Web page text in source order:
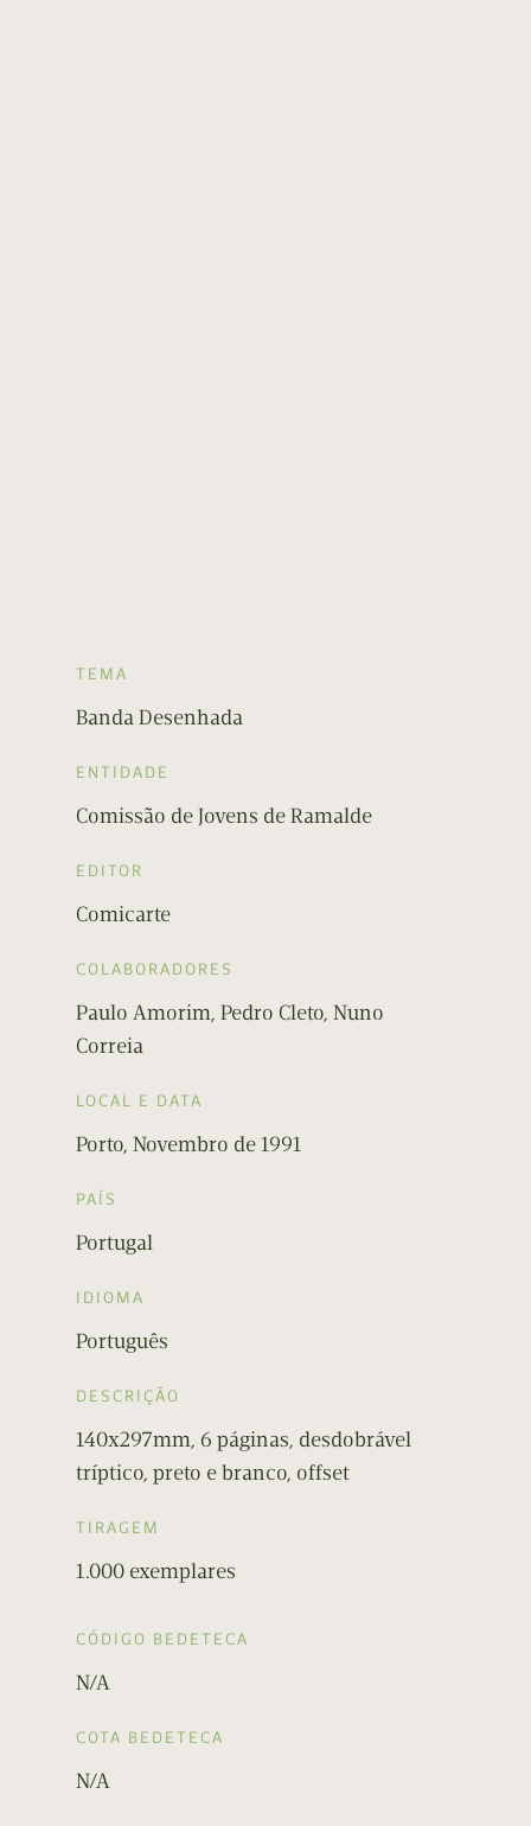
TEMA
Banda Desenhada
ENTIDADE
Comissão de Jovens de Ramalde
EDITOR
Comicarte
COLABORADORES
Paulo Amorim, Pedro Cleto, Nuno
Correia
LOCAL E DATA
Porto, Novembro de 1991
PAÍS
Portugal
IDIOMA
Português
DESCRIÇÃO
140x297mm, 6 páginas, desdobrável
tríptico, preto e branco, offset
TIRAGEM
1.000 exemplares
CÓDIGO BEDETECA
N/A
COTA BEDETECA
N/A